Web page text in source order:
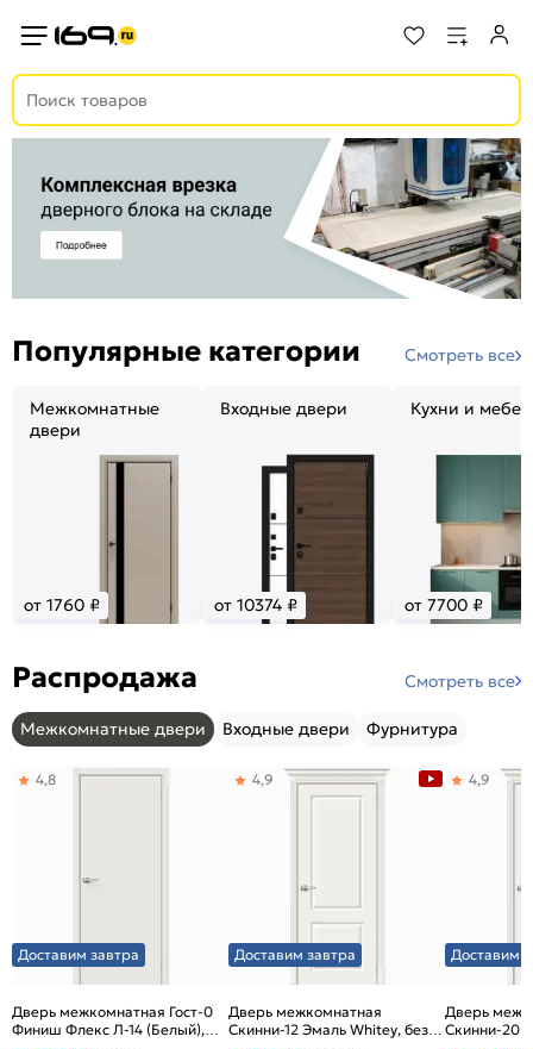
Популярные категории Смотреть все
Межкомнатные
двери
от 1760 ₽
Входные двери
от 10374 ₽
Кухни и
от 7700 ₽
Распродажа Смотреть все
Межкомнатные двери Входные двери Фурнитура
Доставим завтра
Дверь межкомнатная Гост-0
Финиш Флекс Л-14 (Белый),
4,8
Доставим завтра
Дверь межкомнатная
Скинни-12 Эмаль Whitey, без
4,9
Доставим
Дверь
Скинни-20
4,9